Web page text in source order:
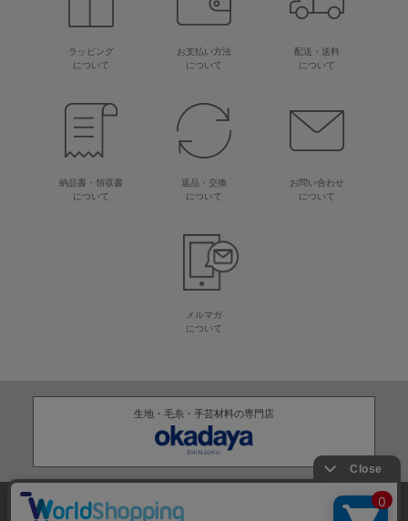
ラッピング
について
お支払い方法
について
配送・送料
について
納品書・領収書
について
返品・交換
について
お問い合わせ
について
メルマガ
について
生地・毛糸・手芸材料の専門店
株式会社オカダヤ